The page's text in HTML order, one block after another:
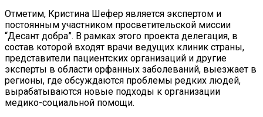
Отметим, Кристина Шефер является экспертом и
постоянным участником просветительской миссии
“Десант добра”. В рамках этого проекта делегация, в
состав которой входят врачи ведущих клиник страны,
представители пациентских организаций и другие
эксперты в области орфанных заболеваний, выезжает в
регионы, где обсуждаются проблемы редких людей,
вырабатываются новые подходы к организации
медико-социальной помощи.